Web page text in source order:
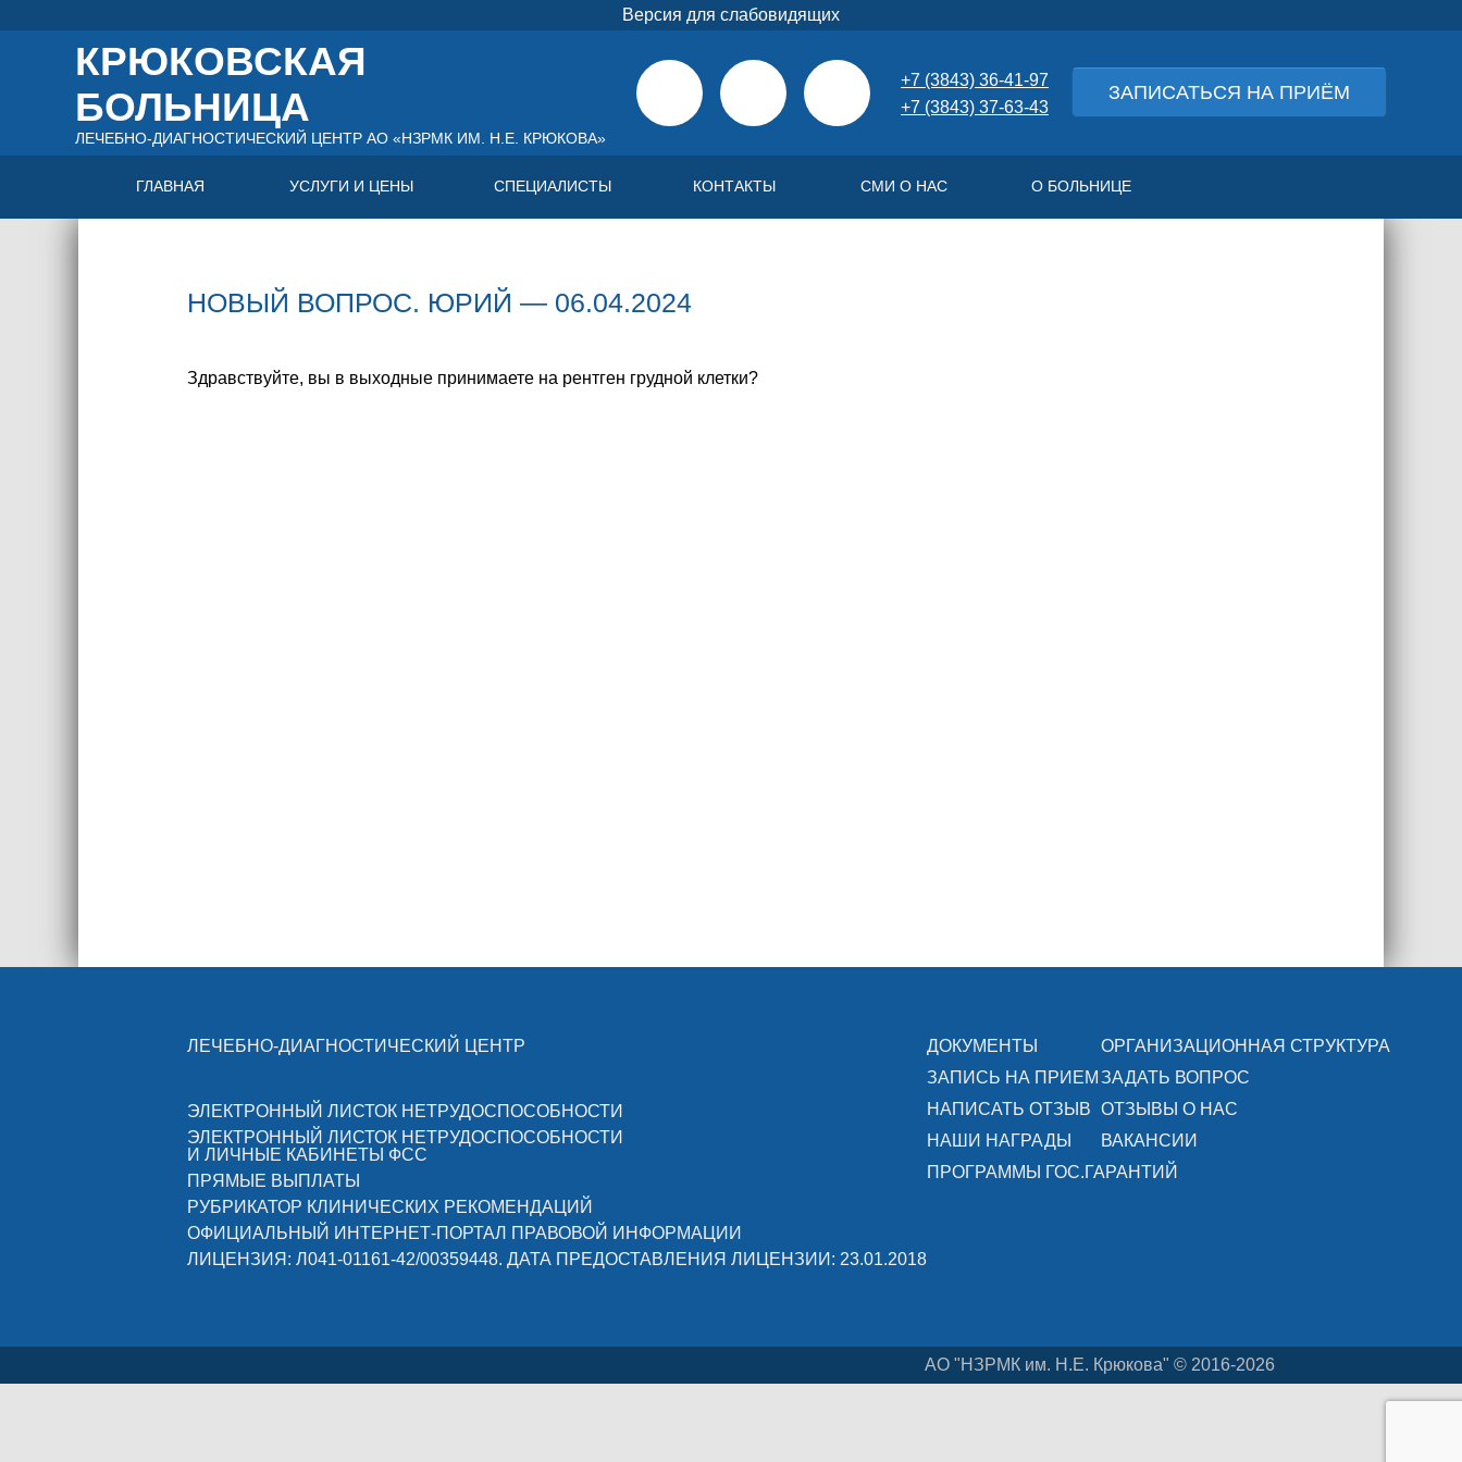
Версия для слабовидящих
КРЮКОВСКАЯ
БОЛЬНИЦА
ЛЕЧЕБНО-ДИАГНОСТИЧЕСКИЙ ЦЕНТР АО «НЗРМК ИМ. Н.Е. КРЮКОВА»
+7 (3843) 36-41-97
+7 (3843) 37-63-43
ЗАПИСАТЬСЯ НА ПРИЁМ
ГЛАВНАЯ УСЛУГИ И ЦЕНЫ СПЕЦИАЛИСТЫ КОНТАКТЫ СМИ О НАС О БОЛЬНИЦЕ
НОВЫЙ ВОПРОС. ЮРИЙ — 06.04.2024
Здравствуйте, вы в выходные принимаете на рентген грудной клетки?
ЛЕЧЕБНО-ДИАГНОСТИЧЕСКИЙ ЦЕНТР
ЭЛЕКТРОННЫЙ ЛИСТОК НЕТРУДОСПОСОБНОСТИ
ЭЛЕКТРОННЫЙ ЛИСТОК НЕТРУДОСПОСОБНОСТИ
И ЛИЧНЫЕ КАБИНЕТЫ ФСС
ПРЯМЫЕ ВЫПЛАТЫ
РУБРИКАТОР КЛИНИЧЕСКИХ РЕКОМЕНДАЦИЙ
ОФИЦИАЛЬНЫЙ ИНТЕРНЕТ-ПОРТАЛ ПРАВОВОЙ ИНФОРМАЦИИ
ЛИЦЕНЗИЯ: Л041-01161-42/00359448. ДАТА ПРЕДОСТАВЛЕНИЯ ЛИЦЕНЗИИ: 23.01.2018
ДОКУМЕНТЫ
ОРГАНИЗАЦИОННАЯ СТРУКТУРА
ЗАПИСЬ НА ПРИЕМ ЗАДАТЬ ВОПРОС
НАПИСАТЬ ОТЗЫВ ОТЗЫВЫ О НАС
НАШИ НАГРАДЫ
ВАКАНСИИ
ПРОГРАММЫ ГОС.ГАРАНТИЙ
АО "НЗРМК им. Н.Е. Крюкова" © 2016-2026